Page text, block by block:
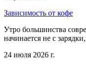
Зависимость от кофе
Утро большинства
начинается не с
24 июля 2026 г.